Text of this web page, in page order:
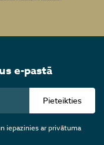
e-pastā
Pieteikties
iepazinies ar privātuma